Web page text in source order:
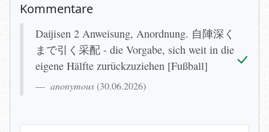
Kommentare
Daijisen 2 Anweisung, Anordnung. 自陣深く
まで引く采配 - die Vorgabe, sich weit in die
eigene Hälfte zurückzuziehen [Fußball]
anonymous (30.06.2026)